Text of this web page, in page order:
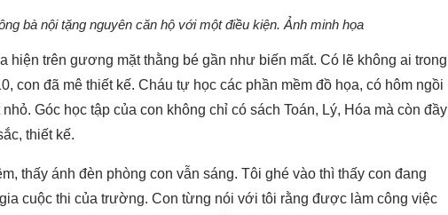
bà nội tặng nguyên căn hộ với một điều kiện. Ảnh minh họa
hiện trên gương mặt thằng bé gần như biến mất. Có lẽ không ai trong
con đã mê thiết kế. Cháu tự học các phần mềm đồ họa, có hôm ngồi
Góc học tập của con không chỉ có sách Toán, Lý, Hóa mà còn đầy
thiết kế.
thấy ánh đèn phòng con vẫn sáng. Tôi ghé vào thì thấy con đang
cuộc thi của trường. Con từng nói với tôi rằng được làm công việc